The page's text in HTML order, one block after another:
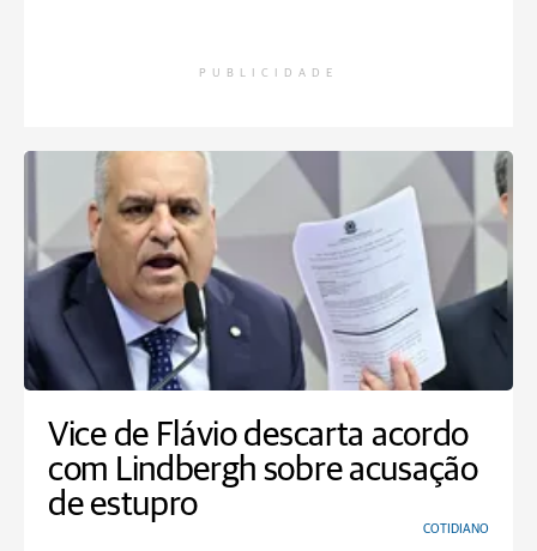
PUBLICIDADE
Vice de Flávio descarta acordo
com Lindbergh sobre acusação
de estupro
COTIDIANO